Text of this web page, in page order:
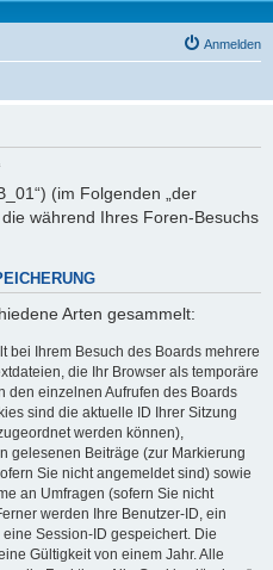
Anmelden
(im Folgenden „der
während Ihres Foren-Besuchs
Arten gesammelt:
bei Ihrem Besuch des Boards mehrere
die Ihr Browser als temporäre
den einzelnen Aufrufen des Boards
sind die aktuelle ID Ihrer Sitzung
werden können),
gelesenen Beiträge (zur Markierung
Sie nicht angemeldet sind) sowie
an Umfragen (sofern Sie nicht
werden Ihre Benutzer-ID, ein
Session-ID gespeichert. Die
Gültigkeit von einem Jahr. Alle